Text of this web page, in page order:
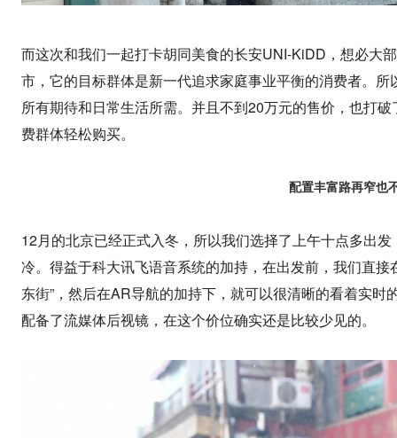
而这次和我们一起打卡胡同美食的长安UNI-KiDD，想必大
市，它的目标群体是新一代追求家庭事业平衡的消费者。
所有期待和日常生活所需。并且不到20万元的售价，也打
费群体轻松购买。
配置丰富路再窄也
12月的北京已经正式入冬，所以我们选择了上午十点多出
冷。得益于科大讯飞语音系统的加持，在出发前，我们直
东街”，然后在AR导航的加持下，就可以很清晰的看着实
配备了流媒体后视镜，在这个价位确实还是比较少见的。